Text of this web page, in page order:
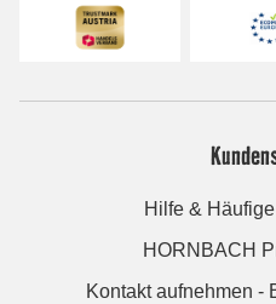
Hilfe &
HORNBACH
Kontakt aufnehmen -